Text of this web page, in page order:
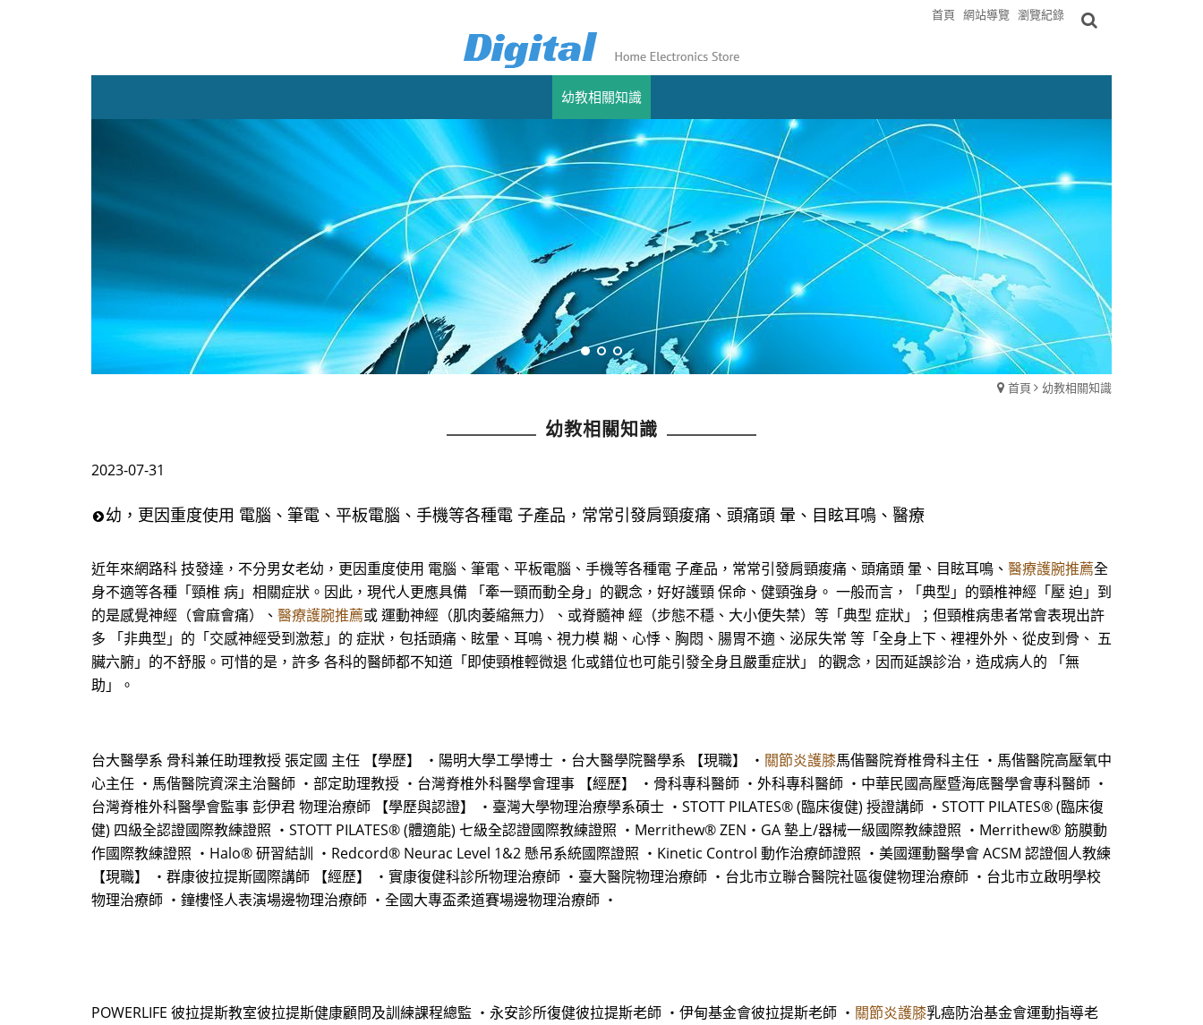
首頁 網站導覽 瀏覽紀錄
幼教相關知識
首頁 幼教相關知識
幼教相關知識
2023-07-31
幼，更因重度使用 電腦、筆電、平板電腦、手機等各種電 子產品，常常引發肩頸痠痛、頭痛頭 暈、目眩耳鳴、醫療
近年來網路科 技發達，不分男女老幼，更因重度使用 電腦、筆電、平板電腦、手機等各種電 子產品，常常引發肩頸痠痛、頭痛頭 暈、目眩耳鳴、 醫療護腕推薦全
身不適等各種「頸椎 病」相關症狀。因此，現代人更應具備 「牽一頸而動全身」的觀念，好好護頸 保命、健頸強身。 一般而言，「典型」的頸椎神經「壓 迫」到
的是感覺神經（會麻會痛）、 醫療護腕推薦或 運動神經（肌肉萎縮無力）、或脊髓神 經（步態不穩、大小便失禁）等「典型 症狀」；但頸椎病患者常會表現出許
多 「非典型」的「交感神經受到激惹」的 症狀，包括頭痛、眩暈、耳鳴、視力模 糊、心悸、胸悶、腸胃不適、泌尿失常 等「全身上下、裡裡外外、從皮到骨、 五
臟六腑」的不舒服。可惜的是，許多 各科的醫師都不知道「即使頸椎輕微退 化或錯位也可能引發全身且嚴重症狀」 的觀念，因而延誤診治，造成病人的 「無
助」。
台大醫學系 骨科兼任助理教授 張定國 主任 【學歷】 ・陽明大學工學博士 ・台大醫學院醫學系 【現職】 ・ 關節炎護膝馬偕醫院脊椎骨科主任 ・馬偕醫院高壓氧中
心主任 ・馬偕醫院資深主治醫師 ・部定助理教授 ・台灣脊椎外科醫學會理事 【經歷】 ・骨科專科醫師 ・外科專科醫師 ・中華民國高壓暨海底醫學會專科醫師 ・
台灣脊椎外科醫學會監事 彭伊君 物理治療師 【學歷與認證】 ・臺灣大學物理治療學系碩士 ・STOTT PILATES® (臨床復健) 授證講師 ・STOTT PILATES® (臨床復
健) 四級全認證國際教練證照 ・STOTT PILATES® (體適能) 七級全認證國際教練證照 ・Merrithew® ZEN‧GA 墊上/器械一級國際教練證照 ・Merrithew® 筋膜動
作國際教練證照 ・Halo® 研習結訓 ・Redcord® Neurac Level 1&2 懸吊系統國際證照 ・Kinetic Control 動作治療師證照 ・美國運動醫學會 ACSM 認證個人教練
【現職】 ・群康彼拉提斯國際講師 【經歷】 ・實康復健科診所物理治療師 ・臺大醫院物理治療師 ・台北市立聯合醫院社區復健物理治療師 ・台北市立啟明學校
物理治療師 ・鐘樓怪人表演場邊物理治療師 ・全國大專盃柔道賽場邊物理治療師 ・
POWERLIFE 彼拉提斯教室彼拉提斯健康顧問及訓練課程總監 ・永安診所復健彼拉提斯老師 ・伊甸基金會彼拉提斯老師 ・ 關節炎護膝乳癌防治基金會運動指導老